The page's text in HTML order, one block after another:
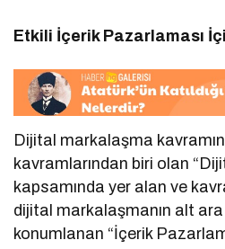
Etkili İçerik Pazarlaması
Dijital markalaşma
kavramlarından biri olan
kapsamında yer alan ve
dijital markalaşmanın alt
konumlanan “İçerik